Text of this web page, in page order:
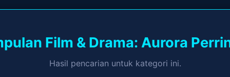
Film & Drama: Aurora
Hasil pencarian untuk kategori ini.